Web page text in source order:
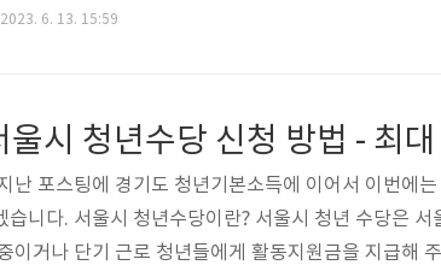
. 청년나이는 계좌 개설일 기준으로 만 19세~34세로
품의 가입자는 동시가입..
2023. 6. 13. 15:59
시 청년수당 신청 방법 - 최
난 포스팅에 경기도 청년기본소득에 이어서 이번에
습니다. 서울시 청년수당이란? 서울시 청년 수당은
이거나 단기 근로 청년들에게 활동지원금을 지급해